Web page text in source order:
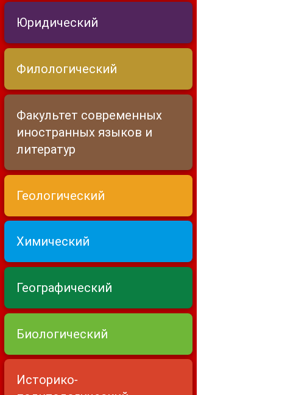
Юридический
Филологический
Факультет современных
иностранных языков и
литератур
Геологический
Химический
Географический
Биологический
Историко-